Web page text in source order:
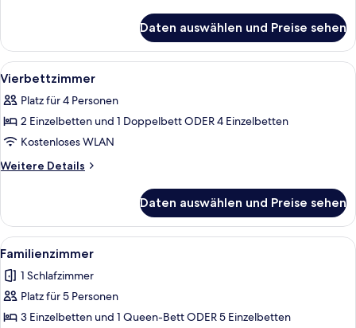
Daten auswählen und Preise sehen
Alle
Fotos
für
Vierbettzimmer
anzeigen
Ein Hotelzimmer mit drei Betten,
5
Vierbettzimmer
Platz für 4 Personen
2 Einzelbetten und 1 Doppelbett ODER 4 Einzelbetten
Kostenloses WLAN
Weitere Details
Weitere
Daten auswählen und Preise sehen
Alle
Fotos
für
Familienzimmer
anzeigen
Ein Hotelzimmer mit zwei
4
Familienzimmer
1 Schlafzimmer
Platz für 5 Personen
3 Einzelbetten und 1 Queen-Bett ODER 5 Einzelbetten